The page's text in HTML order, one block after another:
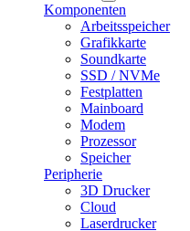
Komponenten
Arbeitsspeicher
Grafikkarte
Soundkarte
SSD / NVMe
Festplatten
Mainboard
Modem
Prozessor
Speicher
Peripherie
3D Drucker
Cloud
Laserdrucker